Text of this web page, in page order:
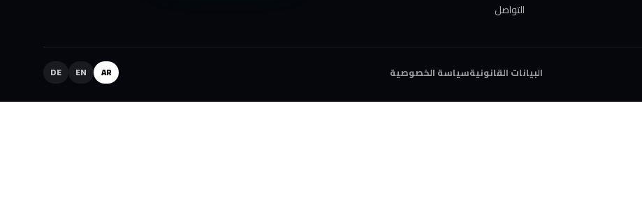
التواصل
البيانات القانونيةسياسة الخصوصية DE EN AR